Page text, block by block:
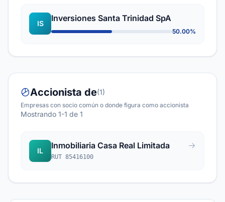
IS
Inversiones Santa Trinidad SpA
50.00%
Accionista de(1)
Empresas con socio común o donde figura como accionista
Mostrando 1-1 de 1
IL
Inmobiliaria Casa Real Limitada
RUT 85416100